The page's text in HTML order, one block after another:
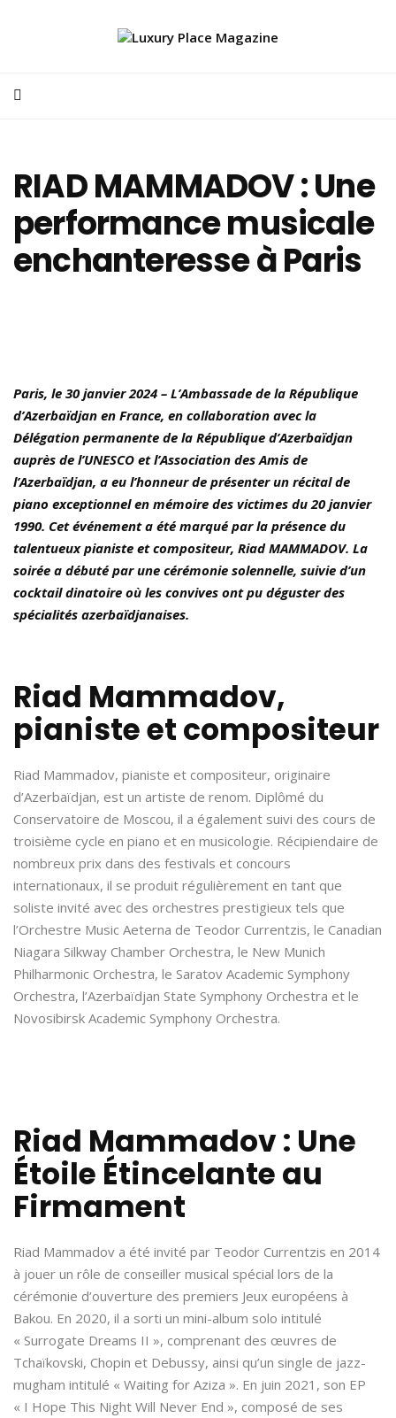
RIAD MAMMADOV : Une
performance musicale
enchanteresse à Paris
Paris, le 30 janvier 2024 – L’Ambassade de la République
d’Azerbaïdjan en France, en collaboration avec la
Délégation permanente de la République d’Azerbaïdjan
auprès de l’UNESCO et l’Association des Amis de
l’Azerbaïdjan, a eu l’honneur de présenter un récital de
piano exceptionnel en mémoire des victimes du 20 janvier
1990. Cet événement a été marqué par la présence du
talentueux pianiste et compositeur, Riad MAMMADOV. La
soirée a débuté par une cérémonie solennelle, suivie d’un
cocktail dinatoire où les convives ont pu déguster des
spécialités azerbaïdjanaises.
Riad Mammadov,
pianiste et compositeur
Riad Mammadov, pianiste et compositeur, originaire
d’Azerbaïdjan, est un artiste de renom. Diplômé du
Conservatoire de Moscou, il a également suivi des cours de
troisième cycle en piano et en musicologie. Récipiendaire de
nombreux prix dans des festivals et concours
internationaux, il se produit régulièrement en tant que
soliste invité avec des orchestres prestigieux tels que
l’Orchestre Music Aeterna de Teodor Currentzis, le Canadian
Niagara Silkway Chamber Orchestra, le New Munich
Philharmonic Orchestra, le Saratov Academic Symphony
Orchestra, l’Azerbaïdjan State Symphony Orchestra et le
Novosibirsk Academic Symphony Orchestra.
Riad Mammadov : Une
Étoile Étincelante au
Firmament
Riad Mammadov a été invité par Teodor Currentzis en 2014
à jouer un rôle de conseiller musical spécial lors de la
cérémonie d’ouverture des premiers Jeux européens à
Bakou. En 2020, il a sorti un mini-album solo intitulé
« Surrogate Dreams II », comprenant des œuvres de
Tchaïkovski, Chopin et Debussy, ainsi qu’un single de jazz-
mugham intitulé « Waiting for Aziza ». En juin 2021, son EP
« I Hope This Night Will Never End », composé de ses